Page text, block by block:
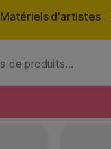
Matériels d'artistes